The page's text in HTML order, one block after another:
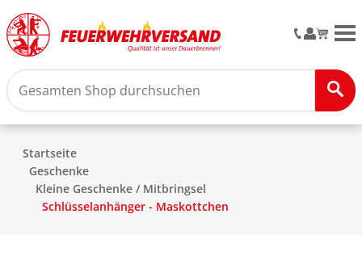
Startseite
Geschenke
Kleine Geschenke / Mitbringsel
Schlüsselanhänger - Maskottchen